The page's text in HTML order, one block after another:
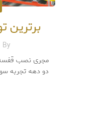
برترین
By
مجری نصب قفسه
دو دهه تجربه